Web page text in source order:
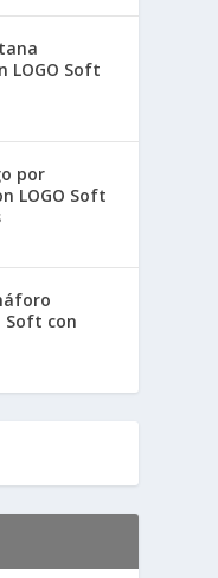
LOGO Soft
por
LOGO Soft
Soft con